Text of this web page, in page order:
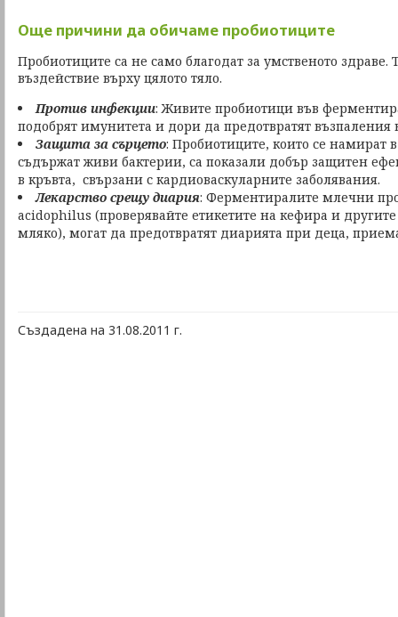
Още причини да обичаме пробиотиците
Пробиотиците са не само благодат за умственото здраве.
въздействие върху цялото тяло.
Против инфекции: Живите пробиотици във
подобрят имунитета и дори да предотвратят възпаления
Защита за сърцето: Пробиотиците, които се намират
съдържат живи бактерии, са показали добър защитен
в кръвта, свързани с кардиоваскуларните заболявания.
Лекарство срещу диария: Ферментиралите млечни
acidophilus (проверявайте етикетите на кефира и
мляко), могат да предотвратят диарията при деца,
Създадена на 31.08.2011 г.